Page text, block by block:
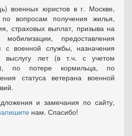
военных юристов в г. Москве,
по вопросам получения жилья,
страховых выплат, призыва на
предоставления
с военной службы, назначения
выслугу лет (в т.ч. с учетом
по потере кормильца, по
статуса ветерана военной
и замечания по сайту,
нам. Спасибо!